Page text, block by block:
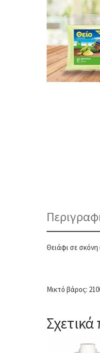
Θειάφι σε σκόνη
Μικτό βάρος: